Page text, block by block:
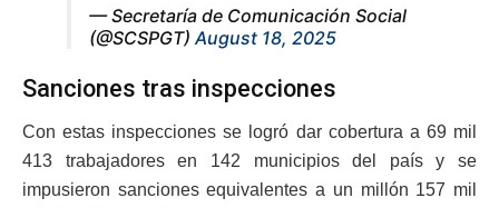
— Secretaría de Comunicación Social
(@SCSPGT) August 18, 2025
Sanciones tras inspecciones
Con estas inspecciones se logró dar cobertura a 69 mil
413 trabajadores en 142 municipios del país y se
impusieron sanciones equivalentes a un millón 157 mil